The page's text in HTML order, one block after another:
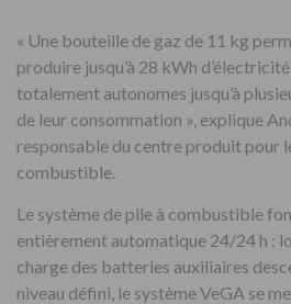
« Une bouteille de gaz de 11 kg
produire jusqu’à 28 kWh
totalement autonomes jusqu’à
de leur consommation », explique
responsable du centre produit pour
combustible.
Le système de pile à combustible
entièrement automatique 24/24 h :
charge des batteries auxiliaires
niveau défini, le système VeGA se